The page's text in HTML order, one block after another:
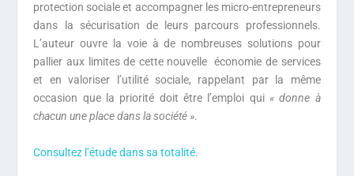
protection sociale et accompagner les micro-entrepreneurs
dans la sécurisation de leurs parcours professionnels.
L’auteur ouvre la voie à de nombreuses solutions pour
pallier aux limites de cette nouvelle économie de services
et en valoriser l’utilité sociale, rappelant par la même
occasion que la priorité doit être l’emploi qui « donne à
chacun une place dans la société ».
Consultez l’étude dans sa totalité.